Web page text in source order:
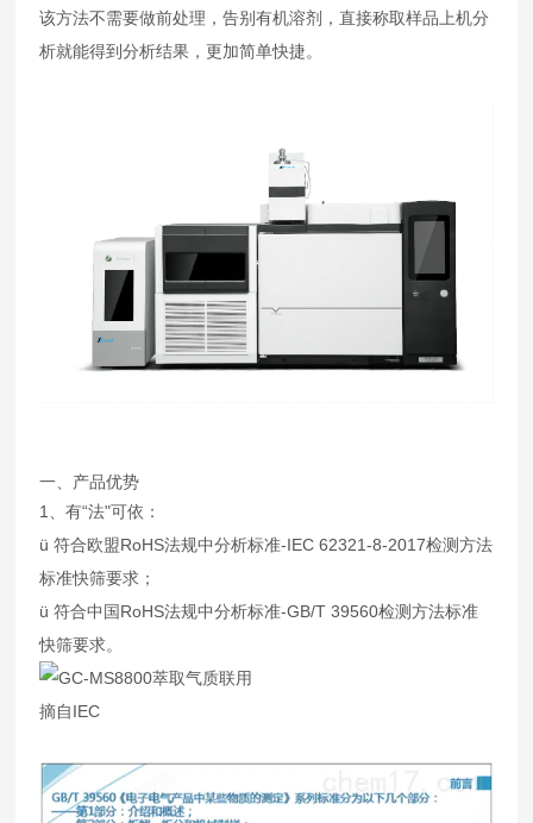
该方法不需要做前处理，告别有机溶剂，直接称取样品上机分
析就能得到分析结果，更加简单快捷。
一、产品优势
1、有“法"可依：
ü 符合欧盟RoHS法规中分析标准-IEC 62321-8-2017检测方法
标准快筛要求；
ü 符合中国RoHS法规中分析标准-GB/T 39560检测方法标准
快筛要求。
摘自IEC